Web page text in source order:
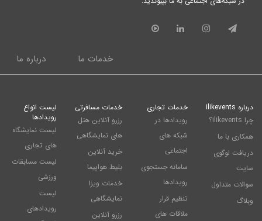
درباره ما خدمات ما
درباره ilikevents
چرا ilikevents؟
همکاری با ما
دریافت لوگوی
سایت
سوالات متداول
وبلاگ
خدمات تجاری
رویدادها در
شبکه های
اجتماعی
سامانه جستجوی
رویدادها
تنظیم قرار
ملاقات های
خدمات مسافرتی
رزرو آنلاین هتل
های نمایشگاهی
خرید آنلاین
بلیط هواپیما
خدمات ویزا
نمایشگاهی
رزرو آنلاین
لیست انواع
رویدادها
لیست نمایشگاه
های تجاری
لیست مسابقات
ورزشی
لیست
رویدادهای